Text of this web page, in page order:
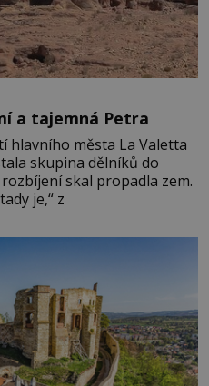
a tajemná Petra
hlavního města La Valetta
skupina dělníků do
skal propadla zem.
je,“ z